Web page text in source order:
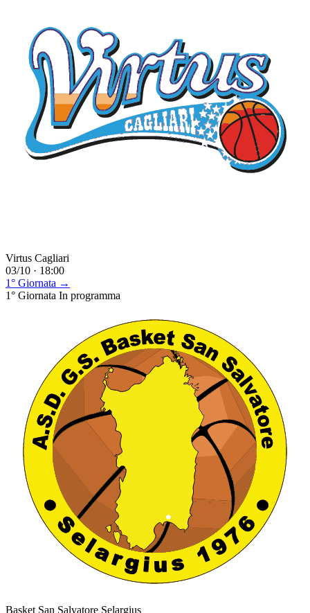
Virtus Cagliari
03/10 · 18:00
1° Giornata →
1° Giornata In programma
Basket San Salvatore Selargius